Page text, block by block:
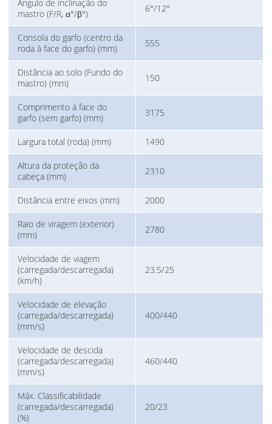
Ângulo de inclinação do
mastro (F/R, α°/β°)
6°/12°
Consola do garfo (centro da
roda à face do garfo) (mm)
555
Distância ao solo (Fundo do
mastro) (mm)
150
Comprimento à face do
garfo (sem garfo) (mm)
3175
Largura total (roda) (mm) 1490
Altura da proteção da
cabeça (mm)
2310
Distância entre eixos (mm) 2000
Raio de viragem (exterior)
(mm)
2780
Velocidade de viagem
(carregada/descarregada)
(km/h)
23.5/25
Velocidade de elevação
(carregada/descarregada)
(mm/s)
400/440
Velocidade de descida
(carregada/descarregada)
(mm/s)
460/440
Máx. Classificabilidade
(carregada/descarregada)
(%)
20/23